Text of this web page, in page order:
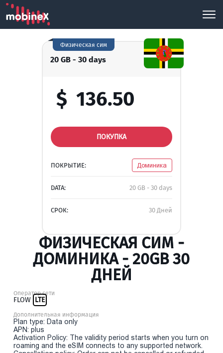
20 GB - 30 days
Физическая сим
$ 136.50
ПОКУПКА
ПОКРЫТИЕ: Доминика
DATA: 20 GB - 30 days
СРОК: 30 Дней
ФИЗИЧЕСКАЯ СИМ -
ДОМИНИКА - 20GB 30
ДНЕЙ
Оператор сети
FLOW LTE
Дополнительная информация
Plan type: Data only
APN: plus
Activation Policy: The validity period starts when you turn on
roaming and the eSIM connects to any supported network.